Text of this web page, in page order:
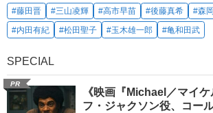
#藤田晋 #三山凌輝 #高市早苗 #後藤真希 #森
#内田有紀
#松田聖子 #玉木雄一郎 #亀和田武
SPECIAL
PR
《映画『Michael／マイ
フ・ジャクソン役、コー